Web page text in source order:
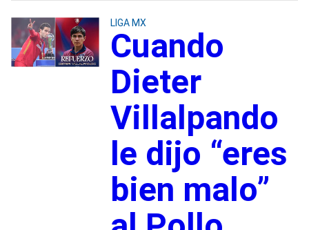
LIGA MX
Cuando
Dieter
Villalpando
le dijo “eres
bien malo”